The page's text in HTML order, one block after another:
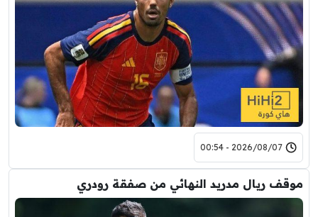
2026/08/07 - 00:54
موقف ريال مدريد النهائي من صفقة رودري